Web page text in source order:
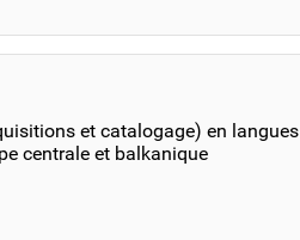
et catalogage) en langues
centrale et balkanique